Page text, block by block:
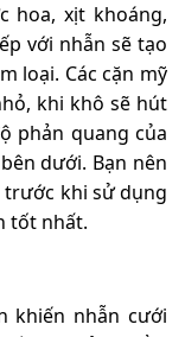
hoa, xịt khoáng,
với nhẫn sẽ tạo
loại. Các cặn mỹ
khi khô sẽ hút
phản quang của
dưới. Bạn nên
khi sử dụng
tốt nhất.
khiến nhẫn cưới